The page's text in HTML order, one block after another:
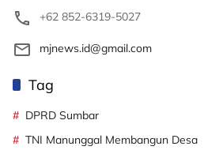
+62 852-6319-5027
mjnews.id@gmail.com
Tag
DPRD Sumbar
TNI Manunggal Membangun Desa